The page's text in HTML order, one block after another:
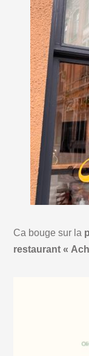
Ca bouge sur la
restaurant «